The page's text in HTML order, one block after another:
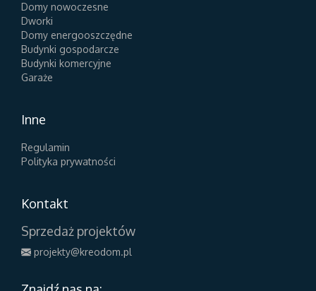
Domy nowoczesne
Dworki
Domy energooszczędne
Budynki gospodarcze
Budynki komercyjne
Garaże
Inne
Regulamin
Polityka prywatności
Kontakt
Sprzedaż projektów
projekty@kreodom.pl